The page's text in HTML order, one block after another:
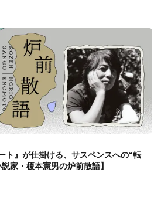
ト』が仕掛ける、サスペンスへの“転
家・榎本憲男の炉前散語】